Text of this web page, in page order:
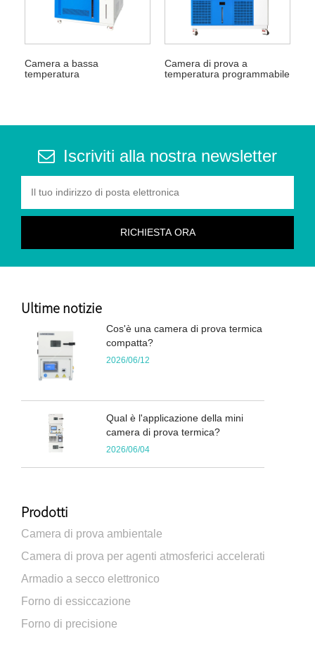
Camera a bassa
temperatura
Camera di prova a
temperatura programmabile
Iscriviti alla nostra newsletter
Ultime notizie
Cos'è una camera di prova termica
compatta?
2026/06/12
Qual è l'applicazione della mini
camera di prova termica?
2026/06/04
Prodotti
Camera di prova ambientale
Camera di prova per agenti atmosferici accelerati
Armadio a secco elettronico
Forno di essiccazione
Forno di precisione